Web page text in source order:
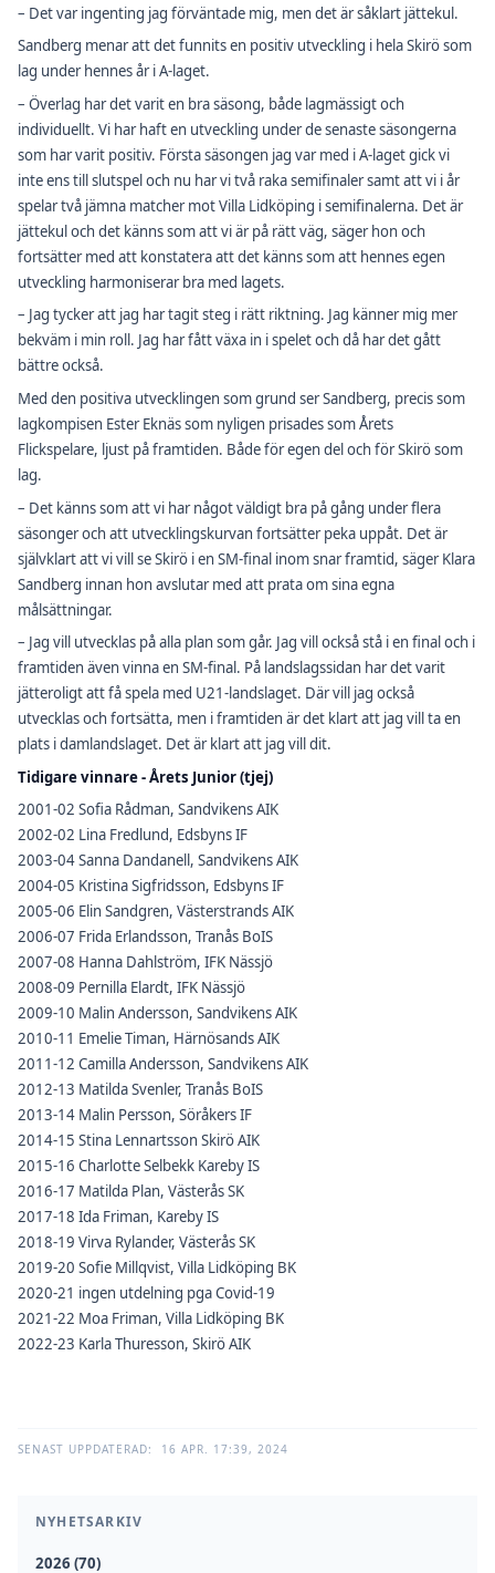
NYHETSARKIV
2026 (70)
– Det var ingenting jag förväntade mig, men det är såklart jättekul.
Sandberg menar att det funnits en positiv utveckling i hela Skirö som
lag under hennes år i A-laget.
– Överlag har det varit en bra säsong, både lagmässigt och
individuellt. Vi har haft en utveckling under de senaste säsongerna
som har varit positiv. Första säsongen jag var med i A-laget gick vi
inte ens till slutspel och nu har vi två raka semifinaler samt att vi i år
spelar två jämna matcher mot Villa Lidköping i semifinalerna. Det är
jättekul och det känns som att vi är på rätt väg, säger hon och
fortsätter med att konstatera att det känns som att hennes egen
utveckling harmoniserar bra med lagets.
– Jag tycker att jag har tagit steg i rätt riktning. Jag känner mig mer
bekväm i min roll. Jag har fått växa in i spelet och då har det gått
bättre också.
Med den positiva utvecklingen som grund ser Sandberg, precis som
lagkompisen Ester Eknäs som nyligen prisades som Årets
Flickspelare, ljust på framtiden. Både för egen del och för Skirö som
lag.
– Det känns som att vi har något väldigt bra på gång under flera
säsonger och att utvecklingskurvan fortsätter peka uppåt. Det är
självklart att vi vill se Skirö i en SM-final inom snar framtid, säger Klara
Sandberg innan hon avslutar med att prata om sina egna
målsättningar.
– Jag vill utvecklas på alla plan som går. Jag vill också stå i en final och i
framtiden även vinna en SM-final. På landslagssidan har det varit
jätteroligt att få spela med U21-landslaget. Där vill jag också
utvecklas och fortsätta, men i framtiden är det klart att jag vill ta en
plats i damlandslaget. Det är klart att jag vill dit.
Tidigare vinnare - Årets Junior (tjej)
2001-02 Sofia Rådman, Sandvikens AIK
2002-02 Lina Fredlund, Edsbyns IF
2003-04 Sanna Dandanell, Sandvikens AIK
2004-05 Kristina Sigfridsson, Edsbyns IF
2005-06 Elin Sandgren, Västerstrands AIK
2006-07 Frida Erlandsson, Tranås BoIS
2007-08 Hanna Dahlström, IFK Nässjö
2008-09 Pernilla Elardt, IFK Nässjö
2009-10 Malin Andersson, Sandvikens AIK
2010-11 Emelie Timan, Härnösands AIK
2011-12 Camilla Andersson, Sandvikens AIK
2012-13 Matilda Svenler, Tranås BoIS
2013-14 Malin Persson, Söråkers IF
2014-15 Stina Lennartsson Skirö AIK
2015-16 Charlotte Selbekk Kareby IS
2016-17 Matilda Plan, Västerås SK
2017-18 Ida Friman, Kareby IS
2018-19 Virva Rylander, Västerås SK
2019-20 Sofie Millqvist, Villa Lidköping BK
2020-21 ingen utdelning pga Covid-19
2021-22 Moa Friman, Villa Lidköping BK
2022-23 Karla Thuresson, Skirö AIK
SENAST UPPDATERAD: 16 APR. 17:39, 2024